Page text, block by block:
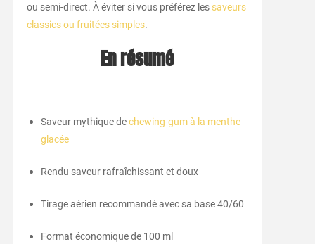
ou semi-direct. À éviter si vous préférez les saveurs
classics ou fruitées simples.
En résumé
Saveur mythique dechewing-gum à la menthe
glacée
Rendu saveur rafraîchissant et doux
Tirage aérien recommandé avec sa base 40/60
Format économique de 100 ml